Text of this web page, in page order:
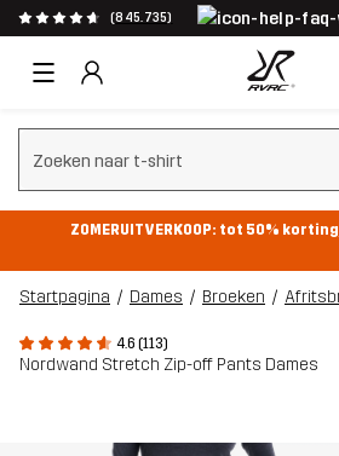
(845.735)
Zoeken wissen
ZOMERUITVERKOOP: tot 50% korting
Startpagina Dames Broeken
4.6 (113)
Nordwand Stretch Zip-off Pants Dames